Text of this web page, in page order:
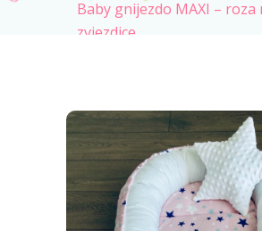
Baby gnijezdo MAXI – roza
zvjezdice